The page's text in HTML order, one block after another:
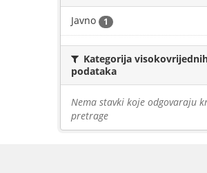
Javno 1
Kategorija
podataka
Nema stavki koje odgovaraju
pretrage